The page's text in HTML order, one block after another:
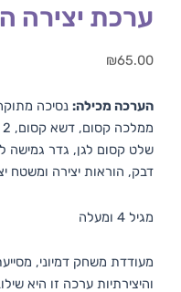
ערכת יצירה
₪65.00
הערכה מכילה: נסיכה
דבק, הוראות יצירה ומשטח יצירה
מגיל 4 ומעלה
מעודדת משחק דמיוני,
והיצירתיות ערכה זו היא